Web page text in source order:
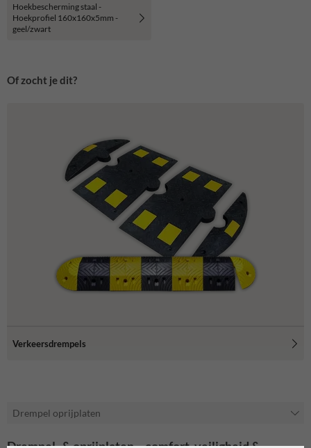
Hoekbescherming staal -
Hoekprofiel 160x160x5mm -
geel/zwart
Of zocht je dit?
Verkeersdrempels
Drempel oprijplaten